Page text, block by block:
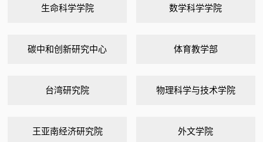
生命科学学院 数学科学学院
碳中和创新研究中心 体育教学部
台湾研究院 物理科学与技术学院
王亚南经济研究院 外文学院